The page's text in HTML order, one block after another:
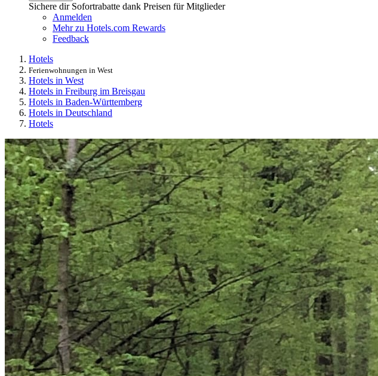
Sichere dir Sofortrabatte dank Preisen für Mitglieder
Anmelden
Mehr zu Hotels.com Rewards
Feedback
Hotels
Ferienwohnungen in West
Hotels in West
Hotels in Freiburg im Breisgau
Hotels in Baden-Württemberg
Hotels in Deutschland
Hotels